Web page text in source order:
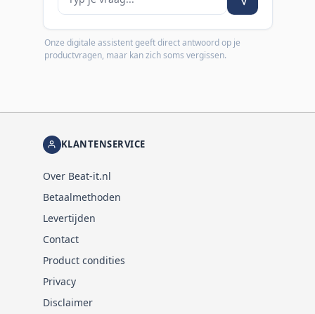
Onze digitale assistent geeft direct antwoord op je
productvragen, maar kan zich soms vergissen.
KLANTENSERVICE
Over Beat-it.nl
Betaalmethoden
Levertijden
Contact
Product condities
Privacy
Disclaimer